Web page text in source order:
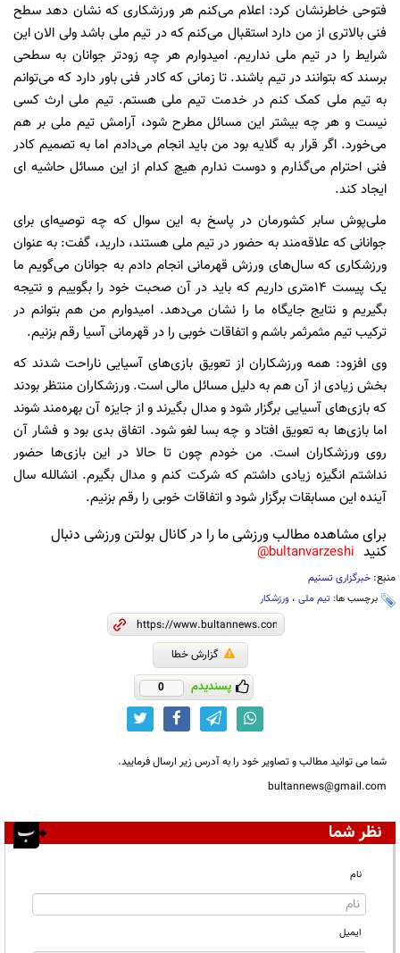
فتوحی خاطرنشان کرد: اعلام می‌کنم هر ورزشکاری که نشان دهد سطح
فنی بالاتری از من دارد استقبال می‌کنم که در تیم ملی باشد ولی الان این
شرایط را در تیم ملی نداریم. امیدوارم هر چه زودتر جوانان به سطحی
برسند که بتوانند در تیم باشند. تا زمانی که کادر فنی باور دارد که می‌توانم
به تیم ملی کمک کنم در خدمت تیم ملی هستم. تیم ملی ارث کسی
نیست و هر چه بیشتر این مسائل مطرح شود، آرامش تیم ملی بر هم‌
می‌خورد. اگر قرار به گلایه بود من باید انجام می‌دادم اما به تصمیم کادر
فنی احترام می‌گذارم و دوست ندارم هیچ کدام از این مسائل حاشیه ای
ایجاد کند.
ملی‌پوش سابر کشورمان در پاسخ به این سوال که چه توصیه‌ای برای
جوانانی که علاقه‌مند به حضور در تیم ملی هستند، دارید، گفت: به عنوان
ورزشکاری که سال‌های ورزش قهرمانی انجام دادم به جوانان می‌گویم ما
یک پیست 14متری داریم که باید در آن صحبت خود را بگوییم و نتیجه
بگیریم و نتایج جایگاه ما را نشان می‌دهد. امیدوارم من هم بتوانم در
ترکیب تیم مثمرثمر باشم و اتفاقات خوبی را در قهرمانی آسیا رقم بزنیم.
وی افزود: همه ورزشکاران از تعویق بازی‌های آسیایی ناراحت شدند که
بخش زیادی از آن هم به دلیل مسائل مالی است. ورزشکاران منتظر بودند
که بازی‌های آسیایی برگزار شود و مدال بگیرند و از جایزه آن بهره‌مند شوند
اما بازی‌ها به تعویق افتاد و چه بسا لغو شود. اتفاق بدی بود و فشار آن
روی ورزشکاران است. من خودم چون تا حالا در این بازی‌ها حضور
نداشتم انگیزه زیادی داشتم که شرکت کنم و مدال بگیرم. انشالله سال
آینده این مسابقات برگزار شود و اتفاقات خوبی را رقم بزنیم.
برای مشاهده مطالب ورزشی ما را در کانال بولتن ورزشی دنبال
کنید bultanvarzeshi@
منبع: خبرگزاری تسنیم
برچسب ها: تیم ملی ، ورزشکار
گزارش خطا
پسندیدم 0
شما می توانید مطالب و تصاویر خود را به آدرس زیر ارسال فرمایید.
bultannews@gmail.com
نظر شما
نام
ایمیل